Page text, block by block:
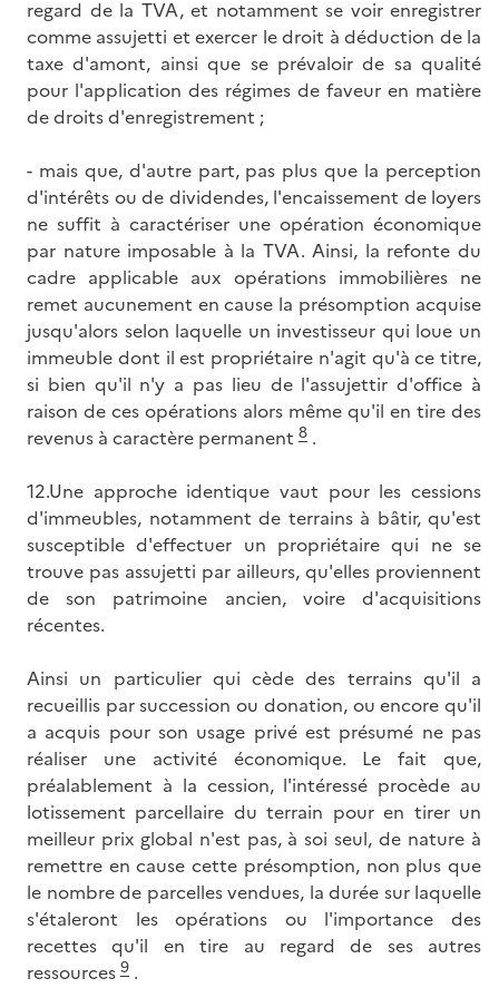
regard de la TVA, et notamment se voir enregistrer
comme assujetti et exercer le droit à déduction de la
taxe d'amont, ainsi que se prévaloir de sa qualité
pour l'application des régimes de faveur en matière
de droits d'enregistrement ;
- mais que, d'autre part, pas plus que la perception
d'intérêts ou de dividendes, l'encaissement de loyers
ne suffit à caractériser une opération économique
par nature imposable à la TVA. Ainsi, la refonte du
cadre applicable aux opérations immobilières ne
remet aucunement en cause la présomption acquise
jusqu'alors selon laquelle un investisseur qui loue un
immeuble dont il est propriétaire n'agit qu'à ce titre,
si bien qu'il n'y a pas lieu de l'assujettir d'office à
raison de ces opérations alors même qu'il en tire des
revenus à caractère permanent 8 .
12.Une approche identique vaut pour les cessions
d'immeubles, notamment de terrains à bâtir, qu'est
susceptible d'effectuer un propriétaire qui ne se
trouve pas assujetti par ailleurs, qu'elles proviennent
de son patrimoine ancien, voire d'acquisitions
récentes.
Ainsi un particulier qui cède des terrains qu'il a
recueillis par succession ou donation, ou encore qu'il
a acquis pour son usage privé est présumé ne pas
réaliser une activité économique. Le fait que,
préalablement à la cession, l'intéressé procède au
lotissement parcellaire du terrain pour en tirer un
meilleur prix global n'est pas, à soi seul, de nature à
remettre en cause cette présomption, non plus que
le nombre de parcelles vendues, la durée sur laquelle
s'étaleront les opérations ou l'importance des
recettes qu'il en tire au regard de ses autres
ressources 9 .